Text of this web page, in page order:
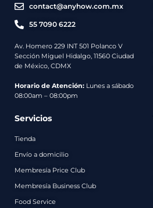
contact@anyhow.com.mx
55 7090 6222
Av. Homero 229 INT 501 Polanco V
Sección Miguel Hidalgo, 11560 Ciudad
de México, CDMX
Horario de Atención: Lunes a sábado
08:00am – 08:00pm
Servicios
Tienda
Envío a domicilio
Membresía Price Club
Membresía Business Club
Food Service
Envíos
Métodos
de
Contacto